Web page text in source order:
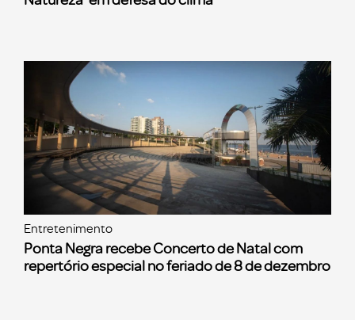
Entretenimento
Ponta Negra recebe Concerto de Natal com
repertório especial no feriado de 8 de dezembro